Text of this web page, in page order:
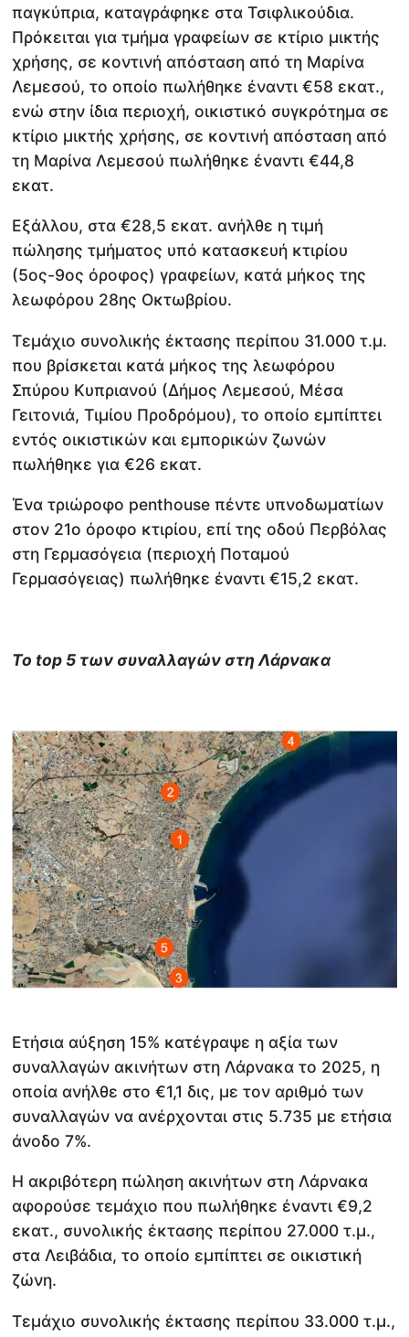
παγκύπρια, καταγράφηκε στα Τσιφλικούδια.
Πρόκειται για τμήμα γραφείων σε κτίριο μικτής
χρήσης, σε κοντινή απόσταση από τη Μαρίνα
Λεμεσού, το οποίο πωλήθηκε έναντι €58 εκατ.,
ενώ στην ίδια περιοχή, οικιστικό συγκρότημα σε
κτίριο μικτής χρήσης, σε κοντινή απόσταση από
τη Μαρίνα Λεμεσού πωλήθηκε έναντι €44,8
εκατ.
Εξάλλου, στα €28,5 εκατ. ανήλθε η τιμή
πώλησης τμήματος υπό κατασκευή κτιρίου
(5ος-9ος όροφος) γραφείων, κατά μήκος της
λεωφόρου 28ης Οκτωβρίου.
Τεμάχιο συνολικής έκτασης περίπου 31.000 τ.μ.
που βρίσκεται κατά μήκος της λεωφόρου
Σπύρου Κυπριανού (Δήμος Λεμεσού, Μέσα
Γειτονιά, Τιμίου Προδρόμου), το οποίο εμπίπτει
εντός οικιστικών και εμπορικών ζωνών
πωλήθηκε για €26 εκατ.
Ένα τριώροφο penthouse πέντε υπνοδωματίων
στον 21ο όροφο κτιρίου, επί της οδού Περβόλας
στη Γερμασόγεια (περιοχή Ποταμού
Γερμασόγειας) πωλήθηκε έναντι €15,2 εκατ.
Το top 5 των συναλλαγών στη Λάρνακα
Ετήσια αύξηση 15% κατέγραψε η αξία των
συναλλαγών ακινήτων στη Λάρνακα το 2025, η
οποία ανήλθε στο €1,1 δις, με τον αριθμό των
συναλλαγών να ανέρχονται στις 5.735 με ετήσια
άνοδο 7%.
Η ακριβότερη πώληση ακινήτων στη Λάρνακα
αφορούσε τεμάχιο που πωλήθηκε έναντι €9,2
εκατ., συνολικής έκτασης περίπου 27.000 τ.μ.,
στα Λειβάδια, το οποίο εμπίπτει σε οικιστική
ζώνη.
Τεμάχιο συνολικής έκτασης περίπου 33.000 τ.μ.,